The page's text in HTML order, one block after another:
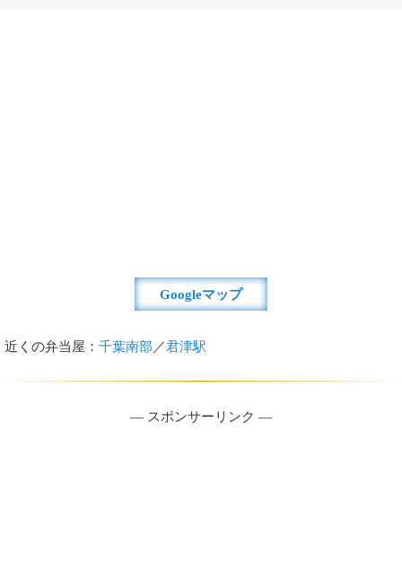
Googleマップ
近くの弁当屋： 千葉南部 ／君津駅
― スポンサーリンク ―